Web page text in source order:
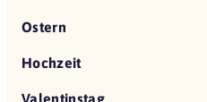
Ostern
Hochzeit
Valentinstag